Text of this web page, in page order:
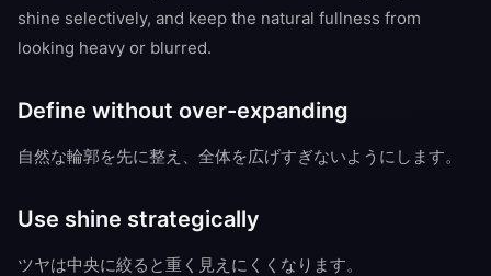
shine selectively, and keep the natural fullness from
looking heavy or blurred.
Define without over-expanding
自然な輪郭を先に整え、全体を広げすぎないようにします。
Use shine strategically
ツヤは中央に絞ると重く見えにくくなります。